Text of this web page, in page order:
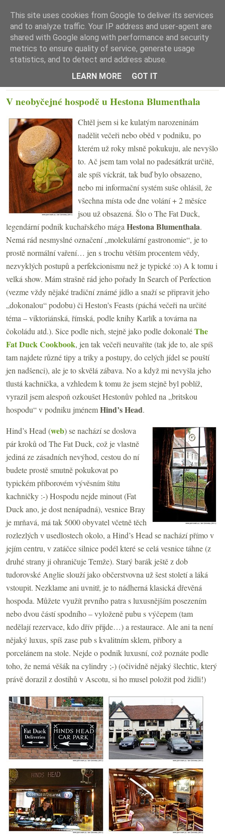
☰ Menu
V neobyčejné hospodě u Hestona Blumenthala
Chtěl jsem si ke kulatým narozeninám
nadělit večeři nebo oběd v podniku, po
kterém už roky mlsně pokukuju, ale nevyšlo
to. Ač jsem tam volal no padesátkrát určitě,
ale spíš víckrát, tak buď bylo obsazeno,
nebo mi informační systém suše ohlásil, že
všechna místa ode dne volání + 2 měsíce
jsou už obsazená. Šlo o The Fat Duck,
legendární podnik kuchařského mága Hestona Blumenthala.
Nemá rád nesmyslné označení „molekulární gastronomie“, je to
prostě normální vaření… jen s trochu větším procentem vědy,
nezvyklých postupů a perfekcionismu než je typické :o) A k tomu i
velká show. Mám strašně rád jeho pořady In Search of Perfection
(vezme vždy nějaké tradiční známé jídlo a snaží se připravit jeho
„dokonalou“ podobu) či Heston's Feasts (páchá večeři na určité
téma – viktoriánská, římská, podle knihy Karlík a továrna na
čokoládu atd.). Sice podle nich, stejně jako podle dokonaléThe
Fat Duck Cookbook, jen tak večeři neuvaříte (tak jde to, ale spíš
tam najdete různé tipy a triky a postupy, do celých jídel se pouští
jen nadšenci), ale je to skvělá zábava. No a když mi nevyšla jeho
tlustá kachnička, a vzhledem k tomu že jsem stejně byl poblíž,
vyrazil jsem alespoň ozkoušet Hestonův pohled na „britskou
hospodu“ v podniku jménemHind’s Head.
Hind’s Head (web) se nachází se doslova
pár kroků od The Fat Duck, což je vlastně
jediná ze zásadních nevýhod, cestou do ní
budete prostě smutně pokukovat po
typickém příborovém vývěsním štítu
kachničky :-) Hospodu nejde minout (Fat
Duck ano, je dost nenápadná), vesnice Bray
je mrňavá, má tak 5000 obyvatel včetně těch
rozlezlých v usedlostech okolo, a Hind’s Head se nachází přímo v
jejím centru, v zatáčce silnice podél které se celá vesnice táhne (z
druhé strany ji ohraničuje Temže). Starý barák ještě z dob
tudorovské Anglie slouží jako občerstvovna už šest století a láká
vstoupit. Nezklame ani uvnitř, je to nádherná klasická dřevěná
hospoda. Můžete využít prvního patra s luxusnějším posezením
nebo dvou částí spodního – vyloženě pubu s výčepem (tam
nedělají rezervace, kdo dřív přijde…) a restaurace. Ale ani ta není
nějaký luxus, spíš zase pub s kvalitním sklem, příbory a
porcelánem na stole. Nejde o podnik luxusní, což poznáte podle
toho, že nemá věšák na cylindry ;-) (očividně nějaký šlechtic, který
právě dorazil z dostihů v Ascotu, si ho musel položit pod židli!)
This site uses cookies from Google to deliver its services
and to analyze traffic. Your IP address and user-agent are
shared with Google along with performance and security
metrics to ensure quality of service, generate usage
statistics, and to detect and address abuse.
LEARN MORE
GOT IT